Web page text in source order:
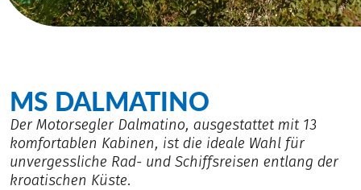
MS DALMATINO
Der Motorsegler Dalmatino, ausgestattet mit 13
komfortablen Kabinen, ist die ideale Wahl für
unvergessliche Rad- und Schiffsreisen entlang der
kroatischen Küste.